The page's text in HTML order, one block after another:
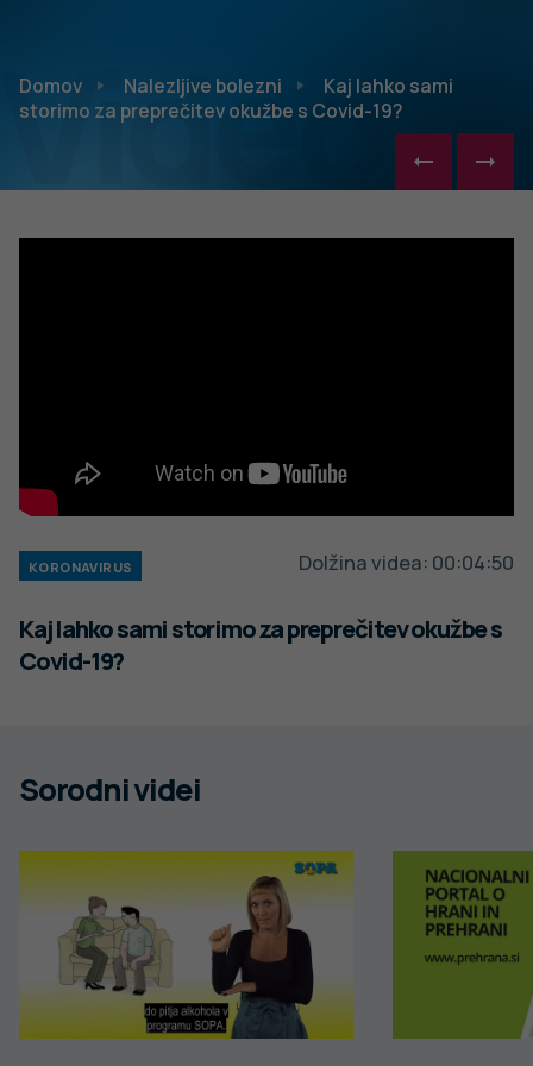
Video
Domov Nalezljive bolezni
Kaj lahko sami
storimo za preprečitev okužbe s Covid-19?
KORONAVIRUS Dolžina videa: 00:04:50
Kaj lahko sami storimo za preprečitev okužbe s
Covid-19?
Sorodni videi